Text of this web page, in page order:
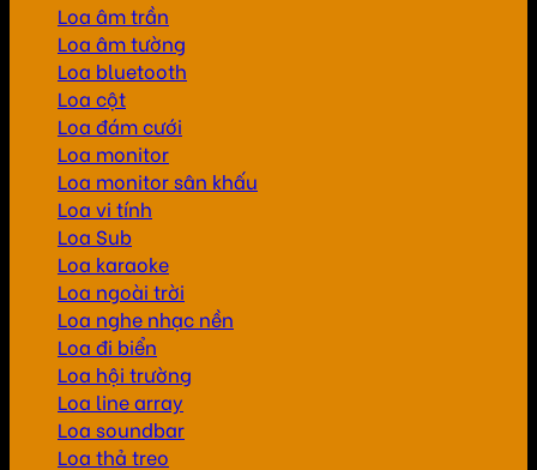
Loa âm trần
Loa âm tường
Loa bluetooth
Loa cột
Loa đám cưới
Loa monitor
Loa monitor sân khấu
Loa vi tính
Loa Sub
Loa karaoke
Loa ngoài trời
Loa nghe nhạc nền
Loa đi biển
Loa hội trường
Loa line array
Loa soundbar
Loa thả treo